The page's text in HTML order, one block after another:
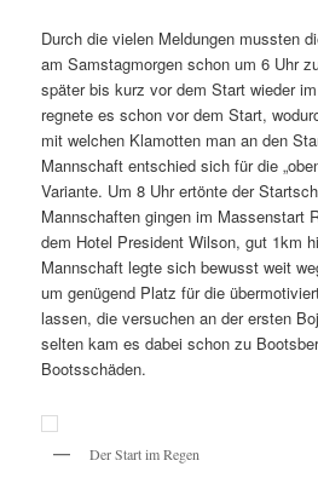
Durch die vielen Meldungen mussten
am Samstagmorgen schon um 6 Uhr
später bis kurz vor dem Start wieder
regnete es schon vor dem Start,
mit welchen Klamotten man an den
Mannschaft entschied sich für die
Variante. Um 8 Uhr ertönte der
Mannschaften gingen im Massenstart
dem Hotel President Wilson, gut 1km
Mannschaft legte sich bewusst weit
um genügend Platz für die
lassen, die versuchen an der ersten
selten kam es dabei schon zu
Bootsschäden.
Der Start im Regen